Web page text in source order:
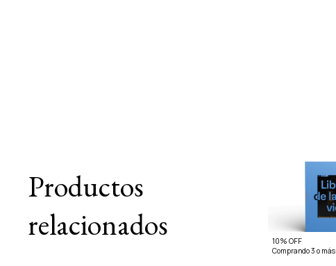
Productos
relacionados
10% OFF
Comprando 3 o más